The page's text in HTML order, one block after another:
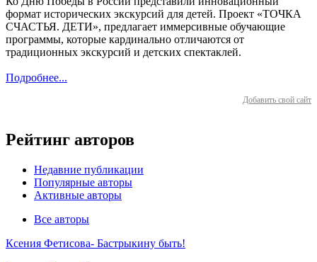
формат исторических экскурсий для детей. Проект «ТОЧКА
СЧАСТЬЯ. ДЕТИ», предлагает иммерсивные обучающие
программы, которые кардинально отличаются от
традиционных экскурсий и детских спектаклей.
Подробнее...
Добавить свой сайт
Рейтинг авторов
Недавние публикации
Популярные авторы
Активные авторы
Все авторы
Ксения Фетисова- Бастрыкину быть!